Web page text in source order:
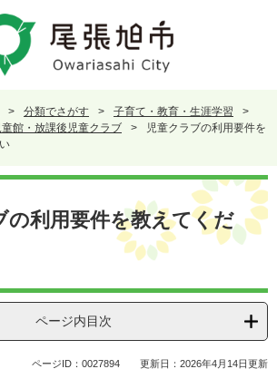
> 分類でさがす > 子育て・教育・生涯学習
>
童館・放課後児童クラブ >
児童クラブの利用要件を
の利用要件を教えてくだ
ページ内目次
ページID：0027894 更新日：2026年4月14日更新